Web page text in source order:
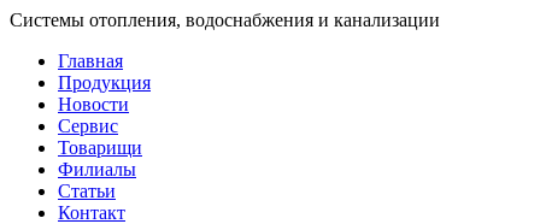
Системы отопления, водоснабжения и канализации
Главная
Продукция
Новости
Сервис
Товарищи
Филиалы
Статьи
Контакт